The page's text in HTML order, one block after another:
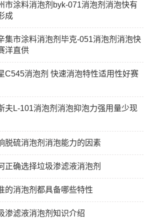
市涂料消泡剂byk-071消泡剂消泡快有
成
集市涂料消泡剂毕克-051消泡剂消泡快
洋直供
C545消泡剂 快速消泡特性适用性好赛
夫L-101消泡剂消泡抑泡力强用量少现
脱硫消泡剂消泡能力的因素
正确选择垃圾渗滤液消泡剂
的消泡剂都具备哪些特性
渗滤液消泡剂知识介绍